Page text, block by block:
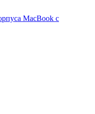
MacBook с